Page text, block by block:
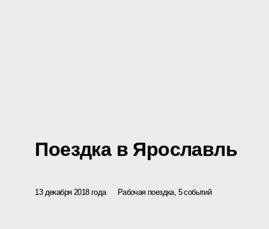
Поездка в Ярославль
13 декабря 2018 года Рабочая поездка, 5 событий